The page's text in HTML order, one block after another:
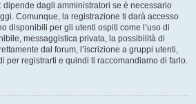
dipende dagli amministratori se è necessario
Comunque, la registrazione ti darà accesso
disponibili per gli utenti ospiti come l’uso di
messaggistica privata, la possibilità di
dal forum, l’iscrizione a gruppi utenti,
per registrarti e quindi ti raccomandiamo di farlo.